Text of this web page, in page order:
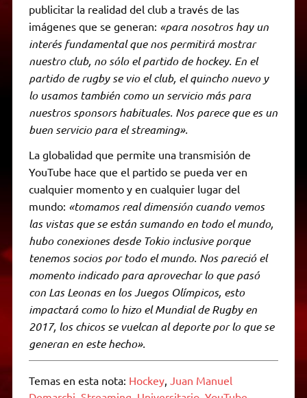
publicitar la realidad del club a través de las
imágenes que se generan: «para nosotros hay un
interés fundamental que nos permitirá mostrar
nuestro club, no sólo el partido de hockey. En el
partido de rugby se vio el club, el quincho nuevo y
lo usamos también como un servicio más para
nuestros sponsors habituales. Nos parece que es un
buen servicio para el streaming».
La globalidad que permite una transmisión de
YouTube hace que el partido se pueda ver en
cualquier momento y en cualquier lugar del
mundo: «tomamos real dimensión cuando vemos
las vistas que se están sumando en todo el mundo,
hubo conexiones desde Tokio inclusive porque
tenemos socios por todo el mundo. Nos pareció el
momento indicado para aprovechar lo que pasó
con Las Leonas en los Juegos Olímpicos, esto
impactará como lo hizo el Mundial de Rugby en
2017, los chicos se vuelcan al deporte por lo que se
generan en este hecho».
Temas en esta nota: Hockey, Juan Manuel